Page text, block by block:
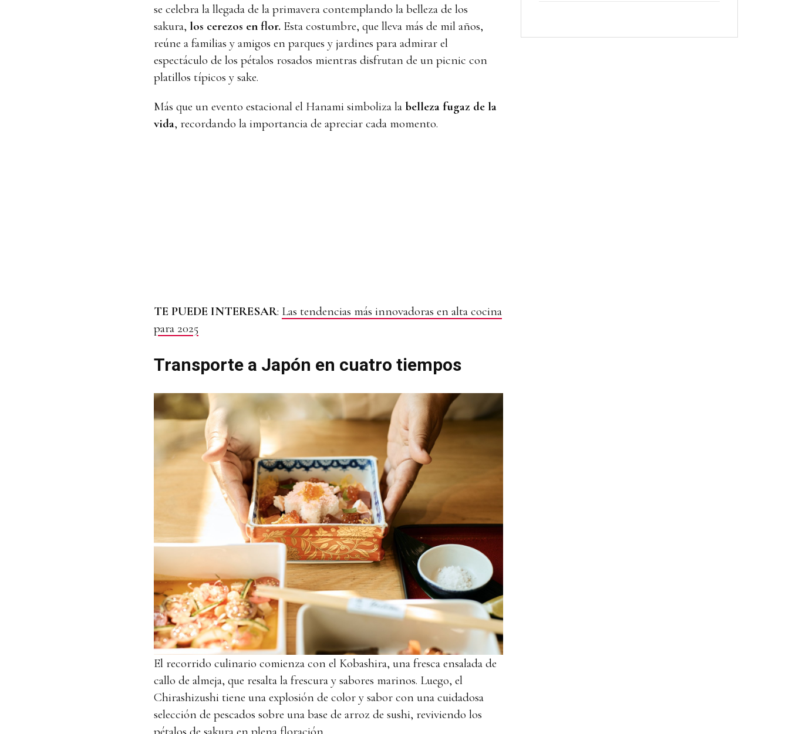
se celebra la llegada de la primavera contemplando la belleza de los
sakura, los cerezos en flor. Esta costumbre, que lleva más de mil años,
reúne a familias y amigos en parques y jardines para admirar el
espectáculo de los pétalos rosados mientras disfrutan de un picnic con
platillos típicos y sake.
Más que un evento estacional el Hanami simboliza la belleza fugaz de la
vida, recordando la importancia de apreciar cada momento.
TE PUEDE INTERESAR: Las tendencias más innovadoras en alta cocina
para 2025
Transporte a Japón en cuatro tiempos
El recorrido culinario comienza con el Kobashira, una fresca ensalada de
callo de almeja, que resalta la frescura y sabores marinos. Luego, el
Chirashizushi tiene una explosión de color y sabor con una cuidadosa
selección de pescados sobre una base de arroz de sushi, reviviendo los